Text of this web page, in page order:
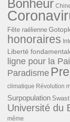
Bonheur
Fête raélienne
honoraires
Liberté
ligne pour la
Paradisme
climatique Révolution
Surpopulation
Université du
même